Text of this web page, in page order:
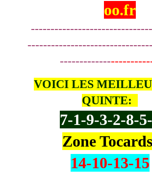
oo.fr
-------------
VOICI LES
QUINTE:
7-1-9-3-2-8-
Zone
14-10-13-15